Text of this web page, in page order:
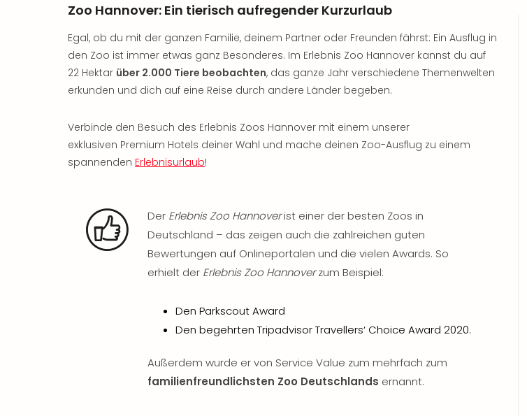
Zoo Hannover: Ein tierisch aufregender Kurzurlaub
Egal, ob du mit der ganzen Familie, deinem Partner oder Freunden fährst: Ein Ausflug in
den Zoo ist immer etwas ganz Besonderes. Im Erlebnis Zoo Hannover kannst du auf
22 Hektar über 2.000 Tiere beobachten, das ganze Jahr verschiedene Themenwelten
erkunden und dich auf eine Reise durch andere Länder begeben.
Verbinde den Besuch des Erlebnis Zoos Hannover mit einem unserer
exklusiven Premium Hotels deiner Wahl und mache deinen Zoo-Ausflug zu einem
spannenden Erlebnisurlaub!
Der Erlebnis Zoo Hannoverist einer der besten Zoos in
Deutschland – das zeigen auch die zahlreichen guten
Bewertungen auf Onlineportalen und die vielen Awards. So
erhielt der Erlebnis Zoo Hannoverzum Beispiel:
Den Parkscout Award
Den begehrten Tripadvisor Travellers‘ Choice Award 2020.
Außerdem wurde er von Service Value zum mehrfach zum
familienfreundlichsten Zoo Deutschlands ernannt.